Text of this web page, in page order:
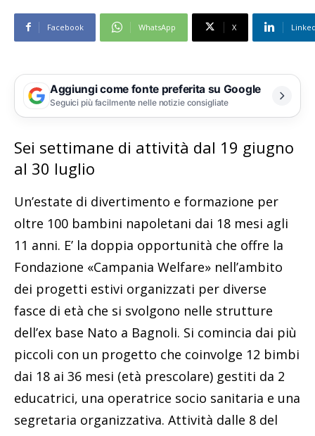
Facebook WhatsApp X
Aggiungi come fonte preferita su Google
Seguici più facilmente nelle notizie consigliate
Sei settimane di attività dal 19 giugno
al 30 luglio
Un’estate di divertimento e formazione per
oltre 100 bambini napoletani dai 18 mesi agli
11 anni. E’ la doppia opportunità che offre la
Fondazione «Campania Welfare» nell’ambito
dei progetti estivi organizzati per diverse
fasce di età che si svolgono nelle strutture
dell’ex base Nato a Bagnoli. Si comincia dai più
piccoli con un progetto che coinvolge 12 bimbi
dai 18 ai 36 mesi (età prescolare) gestiti da 2
educatrici, una operatrice socio sanitaria e una
segretaria organizzativa. Attività dalle 8 del